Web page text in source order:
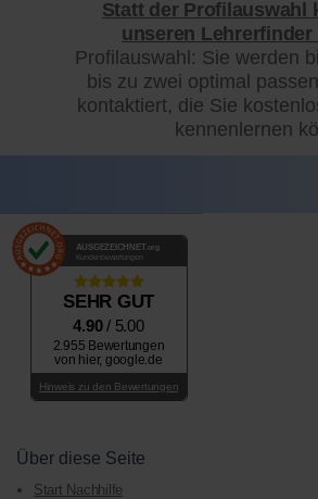
Statt der Profilauswahl
unseren Lehrerfinder
Profilauswahl: Sie werden
bis zu zwei optimal
kontaktiert, die Sie
kennenlernen
AUSGEZEICHNET .org
Kundenbewertungen
SEHR GUT
4.90/ 5.00
2.955 Bewertungen
von hier, google.de
Hinweis zu den Bewertungen
Über diese Seite
Start Nachhilfe